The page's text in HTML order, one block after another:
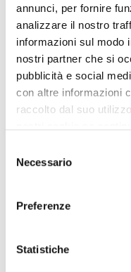
annunci, per fornire
analizzare il nostro
informazioni sul modo
nostri partner che si
pubblicità e social
con altre informazioni
raccolto dal suo
delNecessario
Preferenze
Statistiche
karantene.
Rezultati testa
se putem poruke i/ili
dostavio klijent u
Usluga se izvršava u
zdravstvenom